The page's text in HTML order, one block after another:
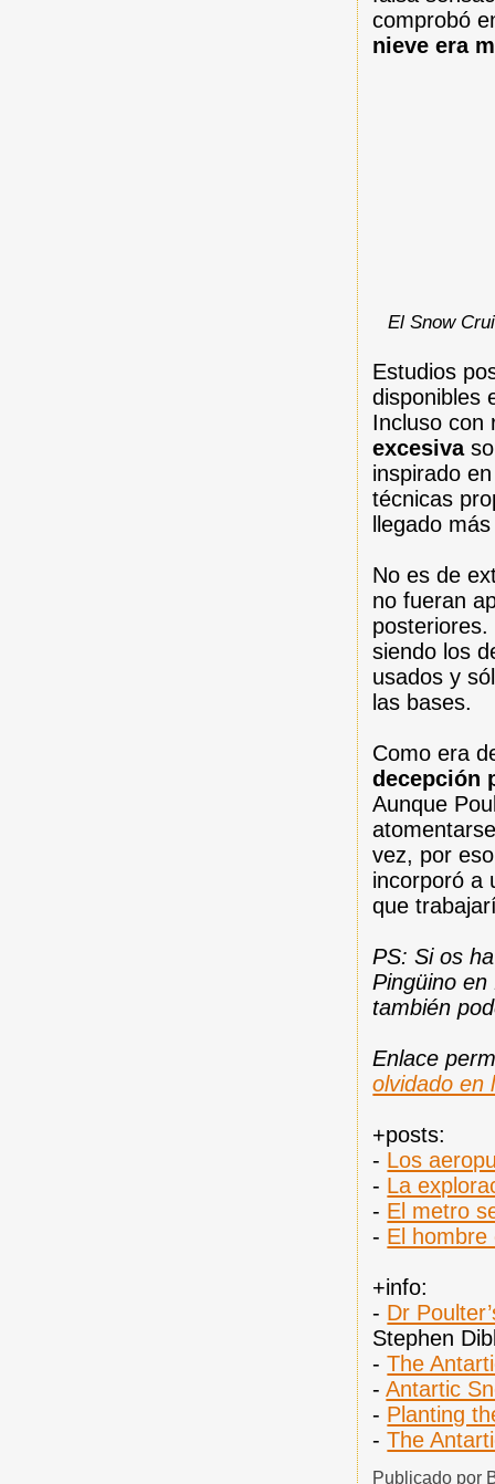
comprobó
nieve era
El Snow
Estudios
disponibles
Incluso con
excesiva
inspirado
técnicas
llegado
No es de
no fueran
siendo los
usados y
las bases.
Como era
decepción
Aunque
vez, por
incorporó a
que
PS: Si os
Pingüino
también
Enlace
olvidado en
+posts:
- Los
- La
- El metro
- El hombre
+info:
- Dr
Stephen
-The
-Antartic
- Planting
-The
Publicado por